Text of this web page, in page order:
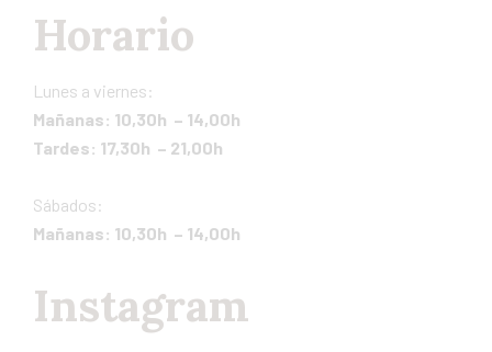
Horario
Lunes a viernes:
Mañanas: 10,30h – 14,00h
Tardes: 17,30h – 21,00h
Sábados:
Mañanas: 10,30h – 14,00h
Instagram